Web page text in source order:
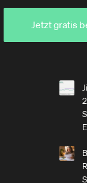
Jetzt gratis